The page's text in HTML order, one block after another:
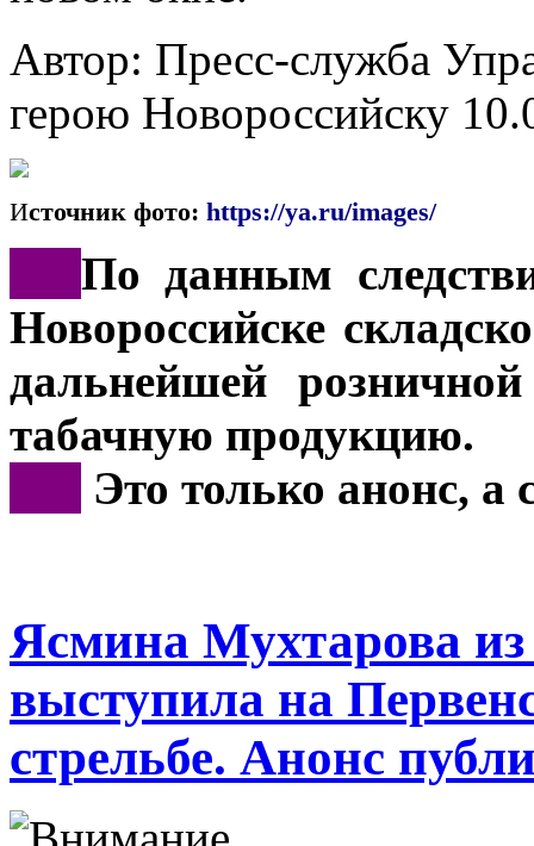
Автор: Пресс-служба
герою Новороссийску
Источник фото: https://ya.ru/images/
По данным
Новороссийске
дальнейшей
табачную продукцию.
Это только анонс, а
Ясмина Мухтарова
выступила на
стрельбе. Анонс